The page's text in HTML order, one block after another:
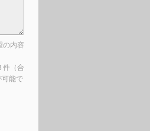
の内容
件（合
能で